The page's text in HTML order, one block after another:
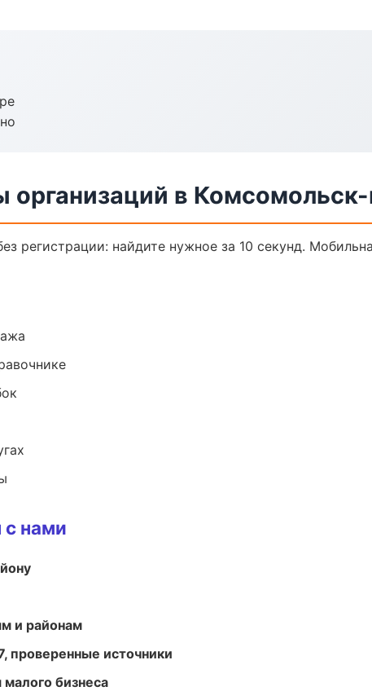
в
регистрации: найдите нужное за 10 секунд.
нами
и районам
проверенные источники
бизнеса